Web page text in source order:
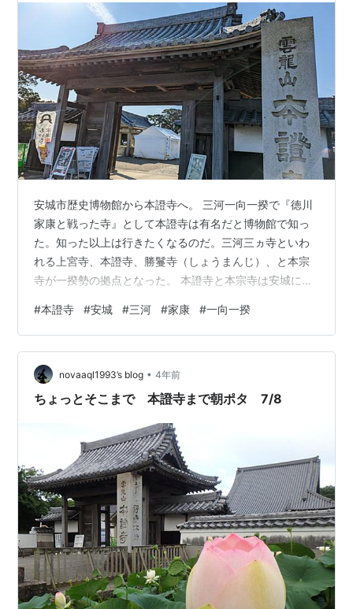
安城市歴史博物館から本證寺へ。 三河一向一揆で『徳川
家康と戦った寺』として本證寺は有名だと博物館で知っ
た。知った以上は行きたくなるのだ。三河三ヵ寺といわ
れる上宮寺、本證寺、勝鬘寺（しょうまんじ）、と本宗
寺が一揆勢の拠点となった。 本證寺と本宗寺は安城にあ
だ。博物館からは6kmほど南にある。本證寺は土塁や堀
を備えた城郭寺院、一揆勢の砦として存在したようだ。
土塁や堀は一部発掘され再現されている。今は大門前の
堀はハスで有名だ。 堀や土塁近くの木のてっぺんには家
康軍が来ないか見張りをしているアオサギが岡崎方向を
#本證寺 #安城 #三河 #家康 #一向一揆
novaaql1993’s blog • 4年前
ちょっとそこまで 本證寺まで朝ポタ 7/8